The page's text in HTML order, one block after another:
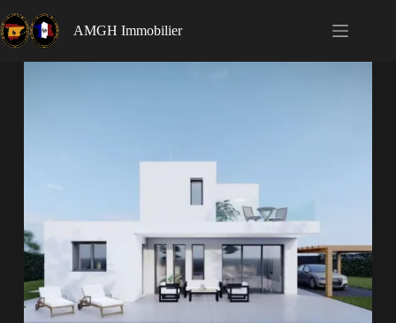
AMGH Immobilier